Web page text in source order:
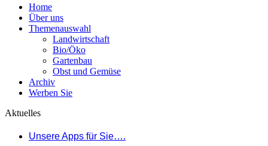
Home
Über uns
Themenauswahl
Landwirtschaft
Bio/Öko
Gartenbau
Obst und Gemüse
Archiv
Werben Sie
Aktuelles
Unsere Apps für Sie….